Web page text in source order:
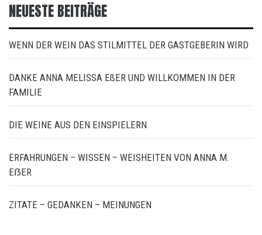
NEUESTE BEITRÄGE
WENN DER WEIN DAS STILMITTEL DER GASTGEBERIN WIRD
DANKE ANNA MELISSA EßER UND WILLKOMMEN IN DER
FAMILIE
DIE WEINE AUS DEN EINSPIELERN
ERFAHRUNGEN – WISSEN – WEISHEITEN VON ANNA M.
EẞER
ZITATE – GEDANKEN – MEINUNGEN